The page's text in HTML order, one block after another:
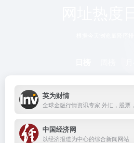
英为财情
中国经济网
以经济报道为中心的综合新闻网站